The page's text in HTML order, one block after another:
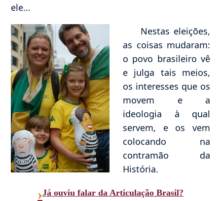
ele…
Nestas eleições,
as coisas mudaram:
o povo brasileiro vê
e julga tais meios,
os interesses que os
movem e a
ideologia à qual
servem, e os vem
colocando na
contramão da
História.
›Já ouviu falar da Articulação Brasil?